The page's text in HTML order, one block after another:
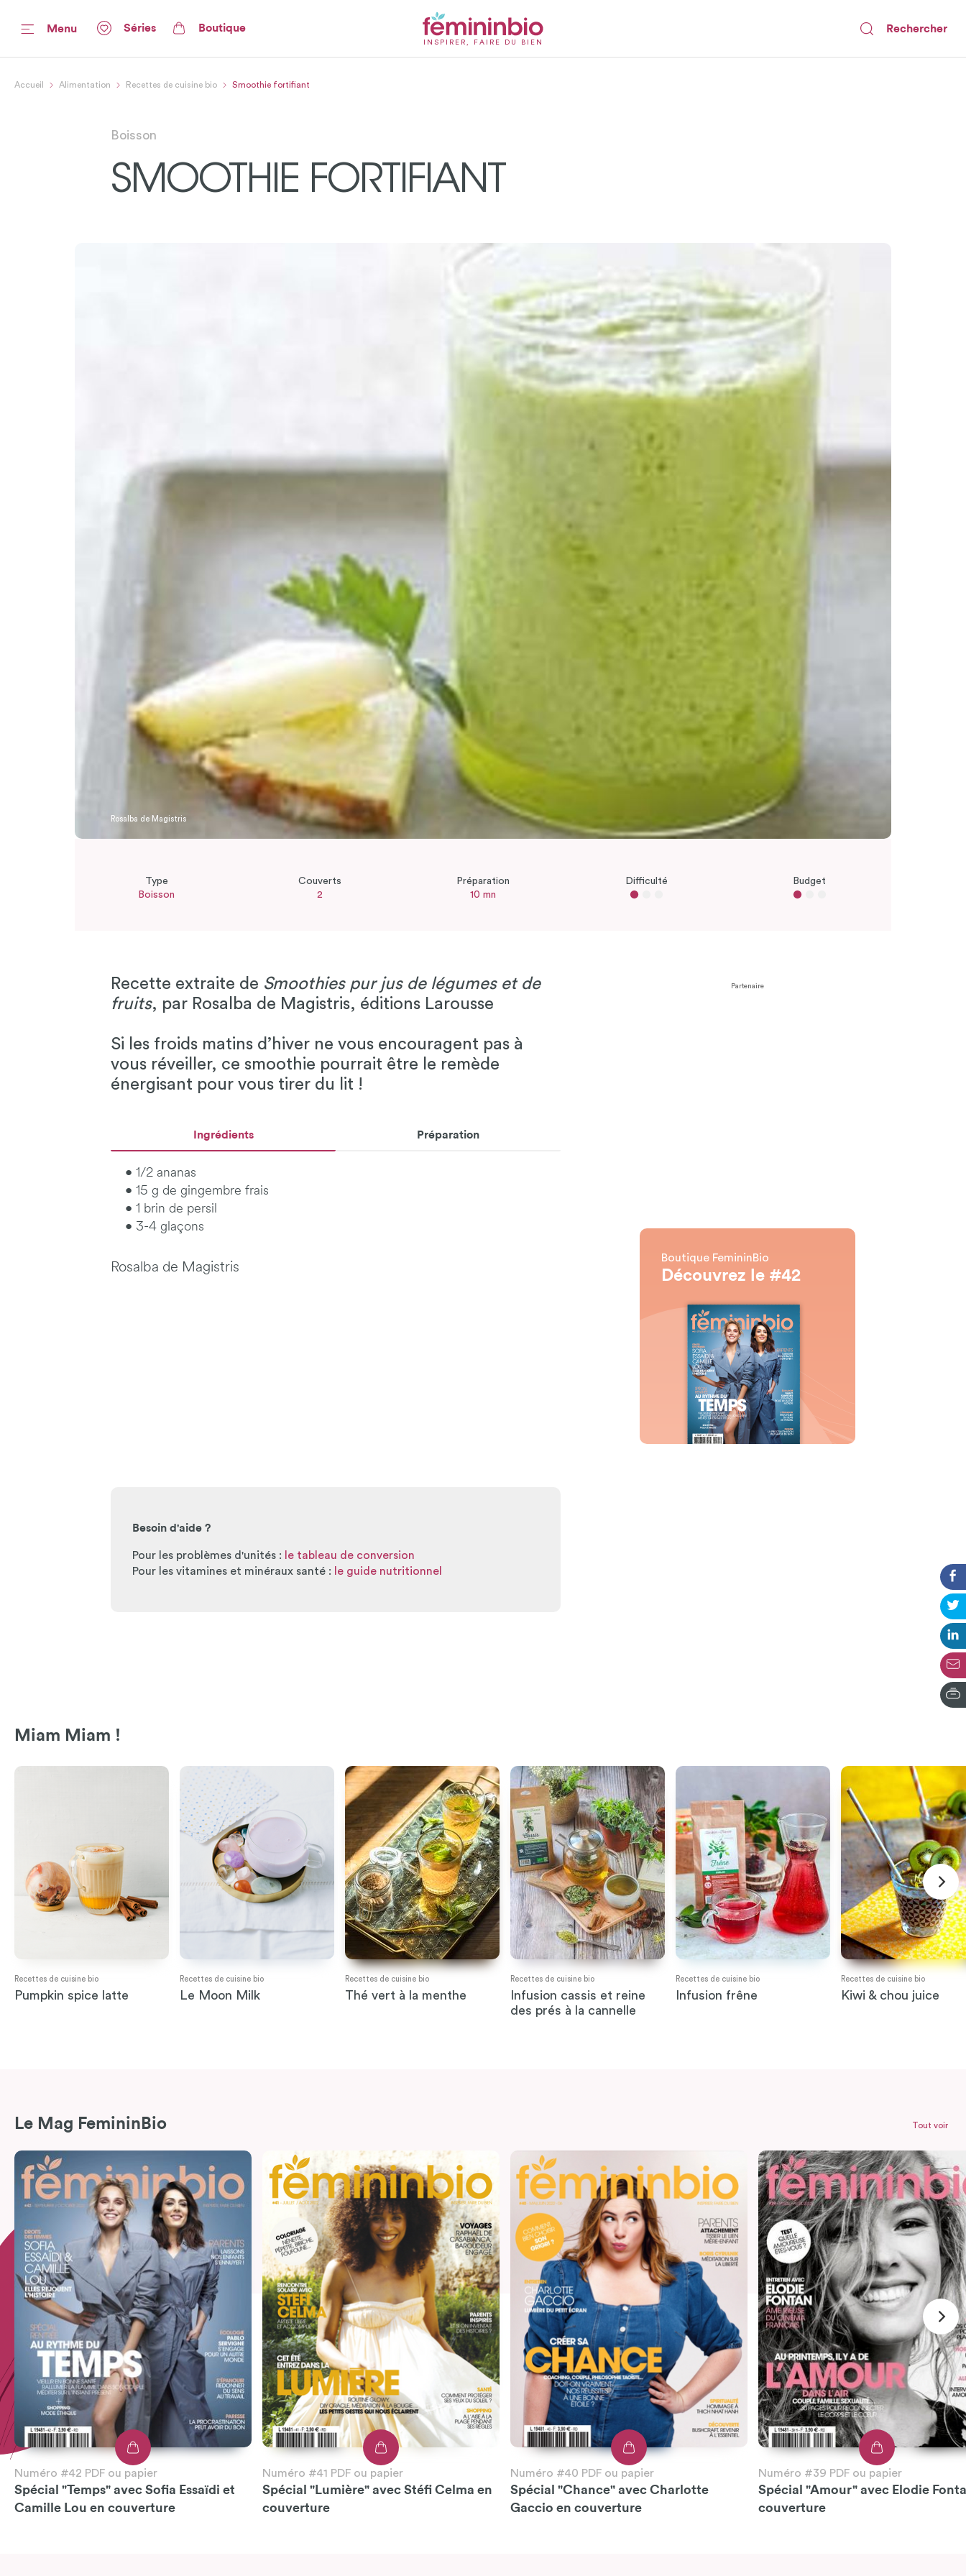
Menu Séries Boutique
INSPIRER, FAIRE DU BIEN
Rechercher
Accueil Alimentation Recettes de cuisine bio Smoothie fortifiant
Boisson
SMOOTHIE FORTIFIANT
Rosalba de Magistris
Type
Boisson
Couverts
2
Préparation
10 mn
Difficulté Budget
Partenaire
Boutique FemininBio
Découvrez le #42
Recette extraite de Smoothies pur jus de légumes et de
fruits, par Rosalba de Magistris, éditions Larousse
Si les froids matins d’hiver ne vous encouragent pas à
vous réveiller, ce smoothie pourrait être le remède
énergisant pour vous tirer du lit !
Ingrédients Préparation
• 1/2 ananas
• 15 g de gingembre frais
• 1 brin de persil
• 3-4 glaçons
Rosalba de Magistris
Besoin d'aide ?
Pour les problèmes d'unités :
le tableau de conversion
Pour les vitamines et minéraux santé :
le guide nutritionnel
Miam Miam !
Recettes de cuisine bio
Pumpkin spice latte
Recettes de cuisine bio
Le Moon Milk
Recettes de cuisine bio
Thé vert à la menthe
Recettes de cuisine bio
Infusion cassis et reine
des prés à la cannelle
Recettes de cuisine bio
Infusion frêne
Recettes de cuisine bio
Kiwi & chou juice
Le Mag FemininBio
Numéro #42 PDF ou papier
Spécial "Temps" avec Sofia Essaïdi et
Camille Lou en couverture
Numéro #41 PDF ou papier
Spécial "Lumière" avec Stéfi Celma en
couverture
Numéro #40 PDF ou papier
Spécial "Chance" avec Charlotte
Gaccio en couverture
Numéro #39 PDF ou papier
Spécial "Amour" avec Elodie
couverture
Tout voir